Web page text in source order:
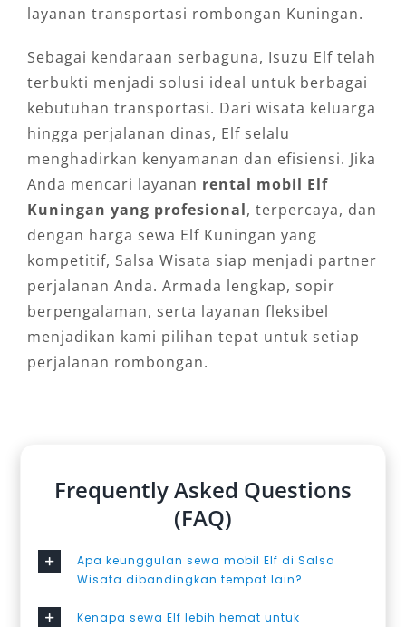
layanan transportasi rombongan Kuningan.
Sebagai kendaraan serbaguna, Isuzu Elf telah
terbukti menjadi solusi ideal untuk berbagai
kebutuhan transportasi. Dari wisata keluarga
hingga perjalanan dinas, Elf selalu
menghadirkan kenyamanan dan efisiensi. Jika
Anda mencari layanan rental mobil Elf
Kuningan yang profesional, terpercaya, dan
dengan harga sewa Elf Kuningan yang
kompetitif, Salsa Wisata siap menjadi partner
perjalanan Anda. Armada lengkap, sopir
berpengalaman, serta layanan fleksibel
menjadikan kami pilihan tepat untuk setiap
perjalanan rombongan.
Frequently Asked Questions
(FAQ)
Apa keunggulan sewa mobil Elf di Salsa
Wisata dibandingkan tempat lain?
Kenapa sewa Elf lebih hemat untuk